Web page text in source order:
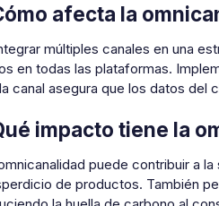
afecta la
múltiples canales en una
en todas las plataformas.
canal asegura que los datos del
impacto tiene la
puede contribuir a
de productos. También